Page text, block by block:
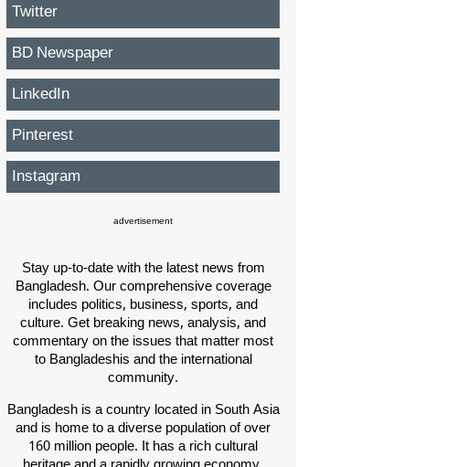
Twitter
BD Newspaper
LinkedIn
Pinterest
Instagram
advertisement
Stay up-to-date with the latest news from
Bangladesh. Our comprehensive coverage
includes politics, business, sports, and
culture. Get breaking news, analysis, and
commentary on the issues that matter most
to Bangladeshis and the international
community.
Bangladesh is a country located in South Asia
and is home to a diverse population of over
160 million people. It has a rich cultural